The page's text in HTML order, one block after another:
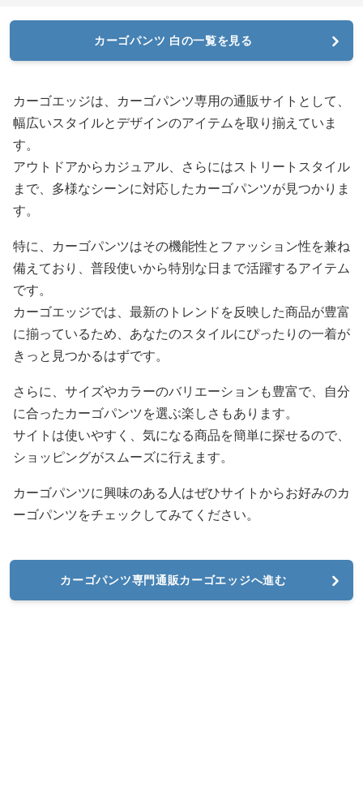
カーゴパンツ 白の一覧を見る
カーゴエッジは、カーゴパンツ専用の通販サイトとして、
幅広いスタイルとデザインのアイテムを取り揃えていま
す。
アウトドアからカジュアル、さらにはストリートスタイル
まで、多様なシーンに対応したカーゴパンツが見つかりま
す。
特に、カーゴパンツはその機能性とファッション性を兼ね
備えており、普段使いから特別な日まで活躍するアイテム
です。
カーゴエッジでは、最新のトレンドを反映した商品が豊富
に揃っているため、あなたのスタイルにぴったりの一着が
きっと見つかるはずです。
さらに、サイズやカラーのバリエーションも豊富で、自分
に合ったカーゴパンツを選ぶ楽しさもあります。
サイトは使いやすく、気になる商品を簡単に探せるので、
ショッピングがスムーズに行えます。
カーゴパンツに興味のある人はぜひサイトからお好みのカ
ーゴパンツをチェックしてみてください。
カーゴパンツ専門通販カーゴエッジへ進む